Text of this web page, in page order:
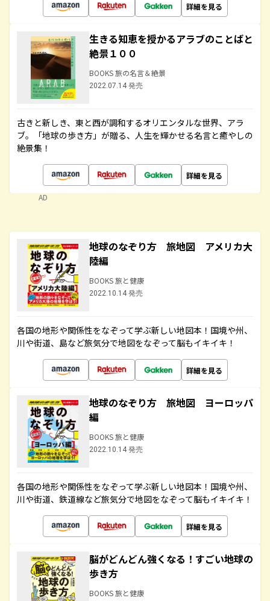
詳細を見る
生きる知恵を授かるアラブのことばと
絶景１００
BOOKS 旅の名言＆絶景
2022.07.14 発売
古きと新しき、東と西が調和するオリエンタルな世界、アラ
ブ。「地球の歩き方」が贈る、人生を輝かせる名言と癒やしの
絶景集！
詳細を見る
AD
地球のなぞり方 旅地図 アメリカ大
陸編
BOOKS 旅と健康
2022.10.14 発売
各国の地形や関係性をなぞって学ぶ新しい地図本！国境や州、
川や街道、島など旅気分で地図をなぞって脳もイキイキ！
詳細を見る
地球のなぞり方 旅地図 ヨーロッパ
編
BOOKS 旅と健康
2022.10.14 発売
各国の地形や関係性をなぞって学ぶ新しい地図本！国境や州、
川や街道、鉄道線など旅気分で地図をなぞって脳もイキイキ！
詳細を見る
脳がどんどん強くなる！すごい地球の
歩き方
BOOKS 旅と健康